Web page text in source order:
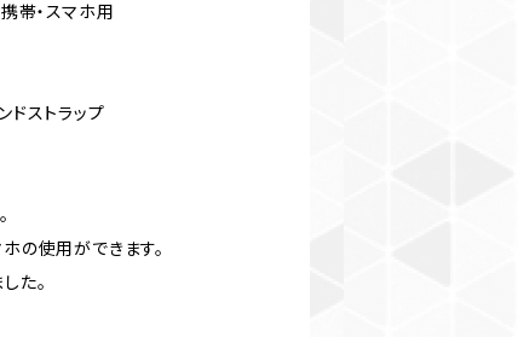
帯・スマホ用
ドストラップ
の使用ができます。
た。